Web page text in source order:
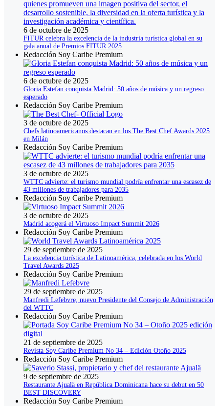
6 de octubre de 2025
FITUR celebra la excelencia de la industria turística global en su
gala anual de Premios FITUR 2025
Redacción Soy Caribe Premium
6 de octubre de 2025
Gloria Estefan conquista Madrid: 50 años de música y un regreso
esperado
Redacción Soy Caribe Premium
3 de octubre de 2025
Chefs latinoamericanos destacan en los The Best Chef Awards 2025
en Milán
Redacción Soy Caribe Premium
3 de octubre de 2025
WTTC advierte: el turismo mundial podría enfrentar una escasez de
43 millones de trabajadores para 2035
Redacción Soy Caribe Premium
3 de octubre de 2025
Madrid acogerá el Virtuoso Impact Summit 2026
Redacción Soy Caribe Premium
29 de septiembre de 2025
La excelencia turística de Latinoamérica, celebrada en los World
Travel Awards 2025
Redacción Soy Caribe Premium
29 de septiembre de 2025
Manfredi Lefebvre, nuevo Presidente del Consejo de Administración
del WTTC
Redacción Soy Caribe Premium
21 de septiembre de 2025
Revista Soy Caribe Premium No 34 – Edición Otoño 2025
Redacción Soy Caribe Premium
9 de septiembre de 2025
Restaurante Ajualä en República Dominicana hace su debut en 50
BEST DISCOVERY
Redacción Soy Caribe Premium